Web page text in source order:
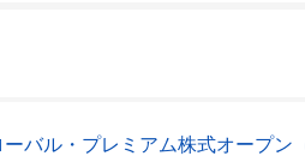
ーバル・プレミアム株式オープ